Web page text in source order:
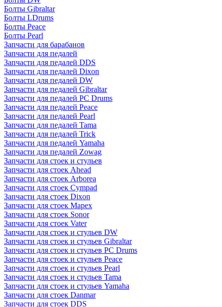
Болты Gibraltar
Болты LDrums
Болты Peace
Болты Pearl
Запчасти для барабанов
Запчасти для педалей
Запчасти для педалей DDS
Запчасти для педалей Dixon
Запчасти для педалей DW
Запчасти для педалей Gibraltar
Запчасти для педалей PC Drums
Запчасти для педалей Peace
Запчасти для педалей Pearl
Запчасти для педалей Tama
Запчасти для педалей Trick
Запчасти для педалей Yamaha
Запчасти для педалей Zowag
Запчасти для стоек и стульев
Запчасти для стоек Ahead
Запчасти для стоек Arborea
Запчасти для стоек Cympad
Запчасти для стоек Dixon
Запчасти для стоек Mapex
Запчасти для стоек Sonor
Запчасти для стоек Vater
Запчасти для стоек и стульев DW
Запчасти для стоек и стульев Gibraltar
Запчасти для стоек и стульев PC Drums
Запчасти для стоек и стульев Peace
Запчасти для стоек и стульев Pearl
Запчасти для стоек и стульев Tama
Запчасти для стоек и стульев Yamaha
Запчасти для стоек Danmar
Запчасти для стоек DDS